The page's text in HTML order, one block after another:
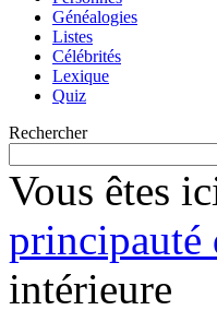
Généalogies
Listes
Célébrités
Lexique
Quiz
Rechercher
Vous êtes
principauté
intérieure